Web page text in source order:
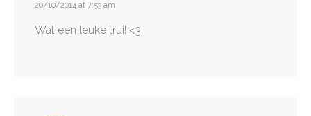
20/10/2014 at 7:53 am
Wat een leuke trui! <3